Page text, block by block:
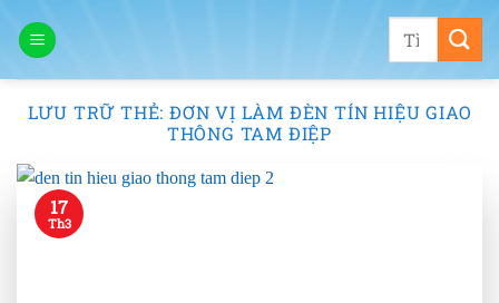
qua
Tìm
LƯU TRỮ THẺ: ĐƠN VỊ LÀM ĐÈN TÍN HIỆU GIAO
THÔNG TAM ĐIỆP
17
Th3